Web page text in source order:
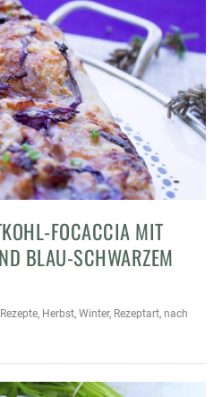
FOCACCIA MIT
BLAU-SCHWARZEM
Rezepte, Herbst,Winter, Rezeptart, nach